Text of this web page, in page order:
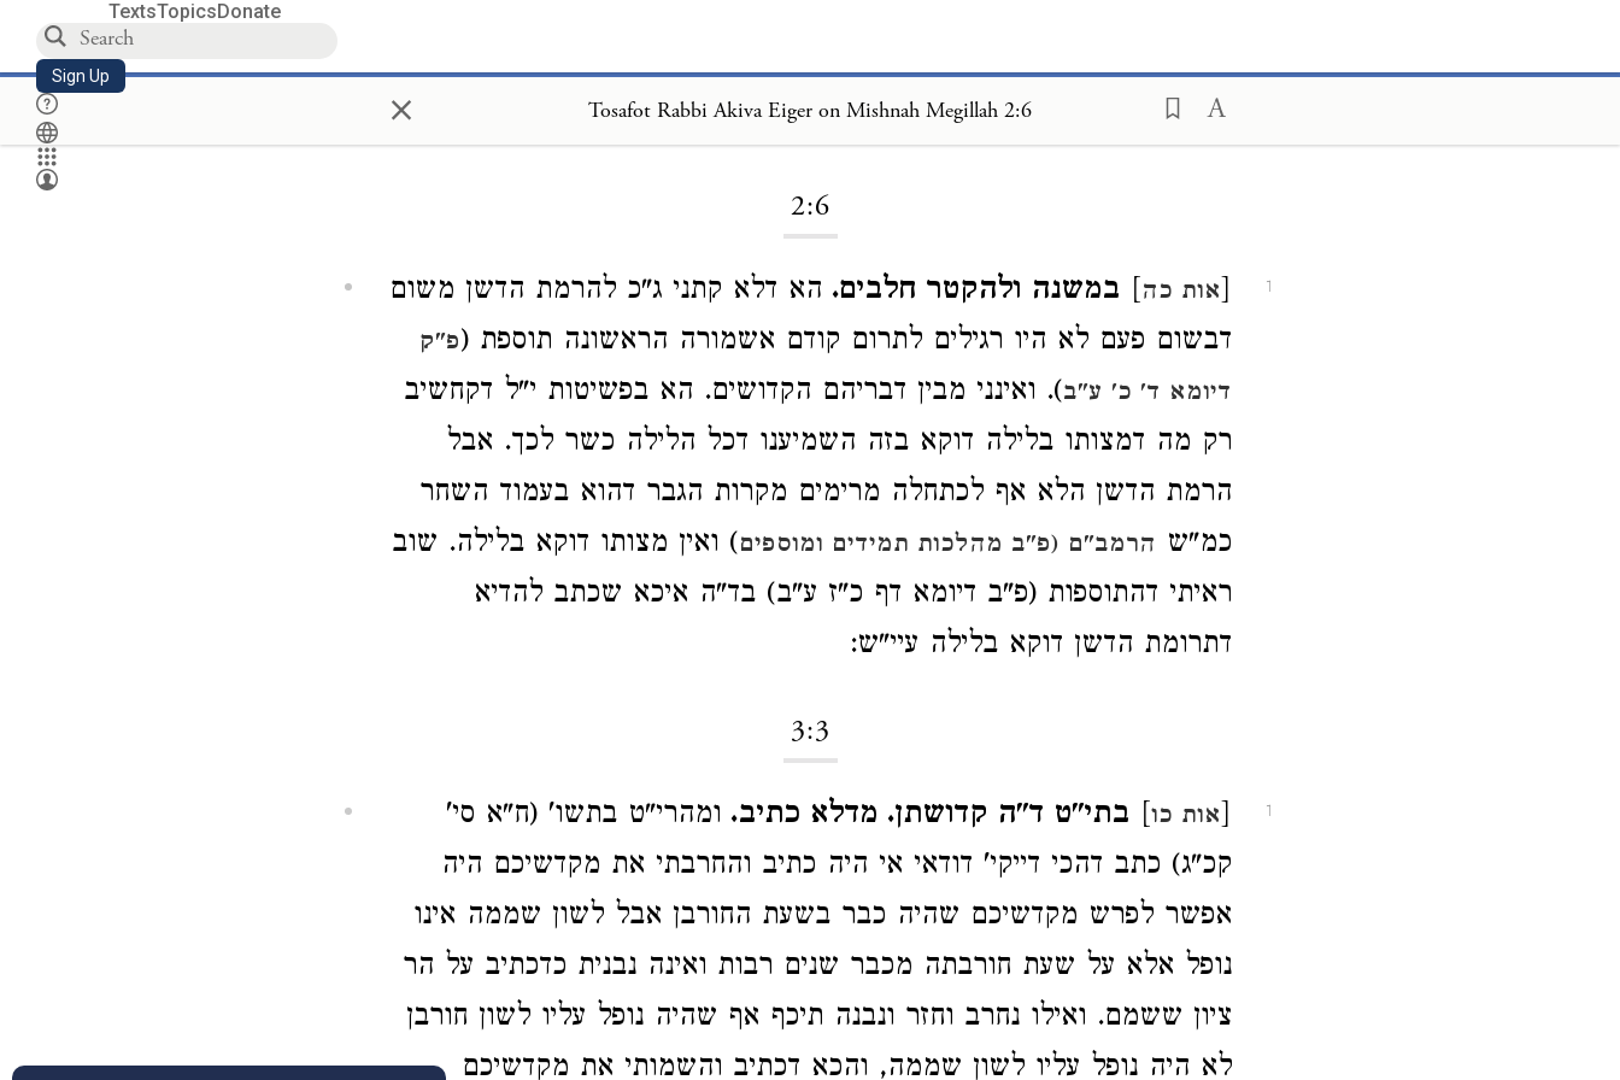
TextsTopicsDonate
Sign Up × Tosafot Rabbi Akiva Eiger on Mishnah Megillah 2:6
2:6
1
[אות כה] במשנה ולהקטר חלבים. הא דלא קתני ג"כ להרמת הדשן משום
דבשום פעם לא היו רגילים לתרום קודם אשמורה הראשונה תוספת (פ"ק
דיומא ד' כ' ע"ב). ואינני מבין דבריהם הקדושים. הא בפשיטות י"ל דקחשיב
רק מה דמצותו בלילה דוקא בזה השמיענו דכל הלילה כשר לכך. אבל
הרמת הדשן הלא אף לכתחלה מרימים מקרות הגבר דהוא בעמוד השחר
כמ"ש הרמב"ם (פ"ב מהלכות תמידים ומוספים) ואין מצותו דוקא בלילה. שוב
ראיתי דהתוספות (פ"ב דיומא דף כ"ז ע"ב) בד"ה איכא שכתב להדיא
דתרומת הדשן דוקא בלילה עיי"ש:
3:3
1
[אות כו] בתי"ט ד"ה קדושתן. מדלא כתיב. ומהרי"ט בתשו' (ח"א סי'
קכ"ג) כתב דהכי דייקי' דודאי אי היה כתיב והחרבתי את מקדשיכם היה
אפשר לפרש מקדשיכם שהיה כבר בשעת החורבן אבל לשון שממה אינו
נופל אלא על שעת חורבתה מכבר שנים רבות ואינה נבנית כדכתיב על הר
ציון ששמם. ואילו נחרב וחזר ונבנה תיכף אף שהיה נופל עליו לשון חורבן
לא היה נופל עליו לשון שממה, והכא דכתיב והשמותי את מקדשיכם